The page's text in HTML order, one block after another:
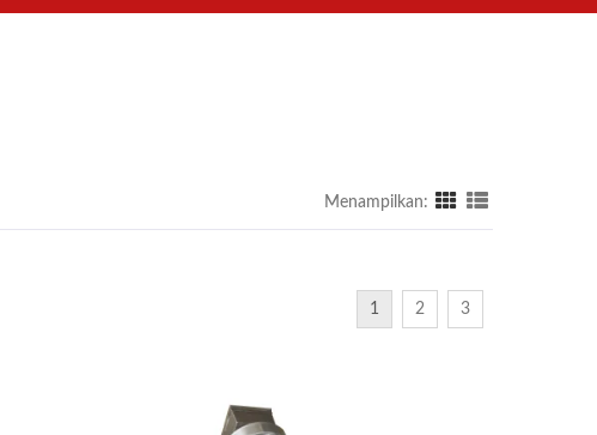
Menampilkan:
1 2 3